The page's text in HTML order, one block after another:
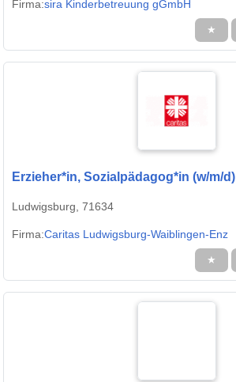
Firma:sira Kinderbetreuung gGmbH
★
Erzieher*in, Sozialpädagog*in (w/m/d)
Ludwigsburg, 71634
Firma:Caritas Ludwigsburg-Waiblingen-Enz
★